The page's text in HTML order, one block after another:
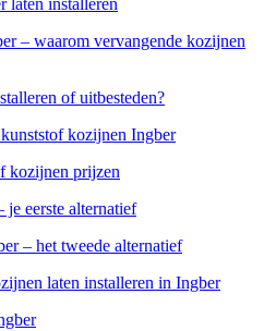
laten installeren
– waarom vervangende kozijnen
of uitbesteden?
kozijnen Ingber
kozijnen prijzen
eerste alternatief
– het tweede alternatief
laten installeren in Ingber